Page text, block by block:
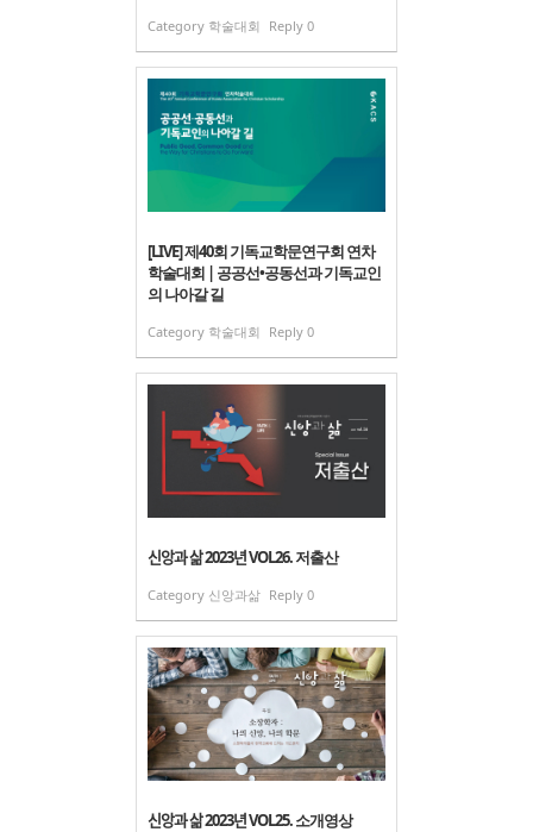
Category 학술대회 Reply 0
[LIVE] 제40회 기독교학문연구회 연차
학술대회 | 공공선•공동선과 기독교인
의 나아갈 길
Category 학술대회 Reply 0
신앙과 삶 2023년 VOL26. 저출산
Category 신앙과삶 Reply 0
신앙과 삶 2023년 VOL25. 소개영상